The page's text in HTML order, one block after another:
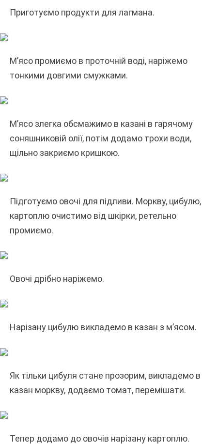
Приготуємо продукти для лагмана.
М’ясо промиємо в проточній воді, наріжемо
тонкими довгими смужками.
М’ясо злегка обсмажимо в казані в гарячому
соняшниковій олії, потім додамо трохи води,
щільно закриємо кришкою.
Підготуємо овочі для підливи. Моркву, цибулю,
картоплю очистимо від шкірки, ретельно
промиємо.
Овочі дрібно наріжемо.
Нарізану цибулю викладемо в казан з м’ясом.
Як тільки цибуля стане прозорим, викладемо в
казан моркву, додаємо томат, перемішати.
Тепер додамо до овочів нарізану картоплю.